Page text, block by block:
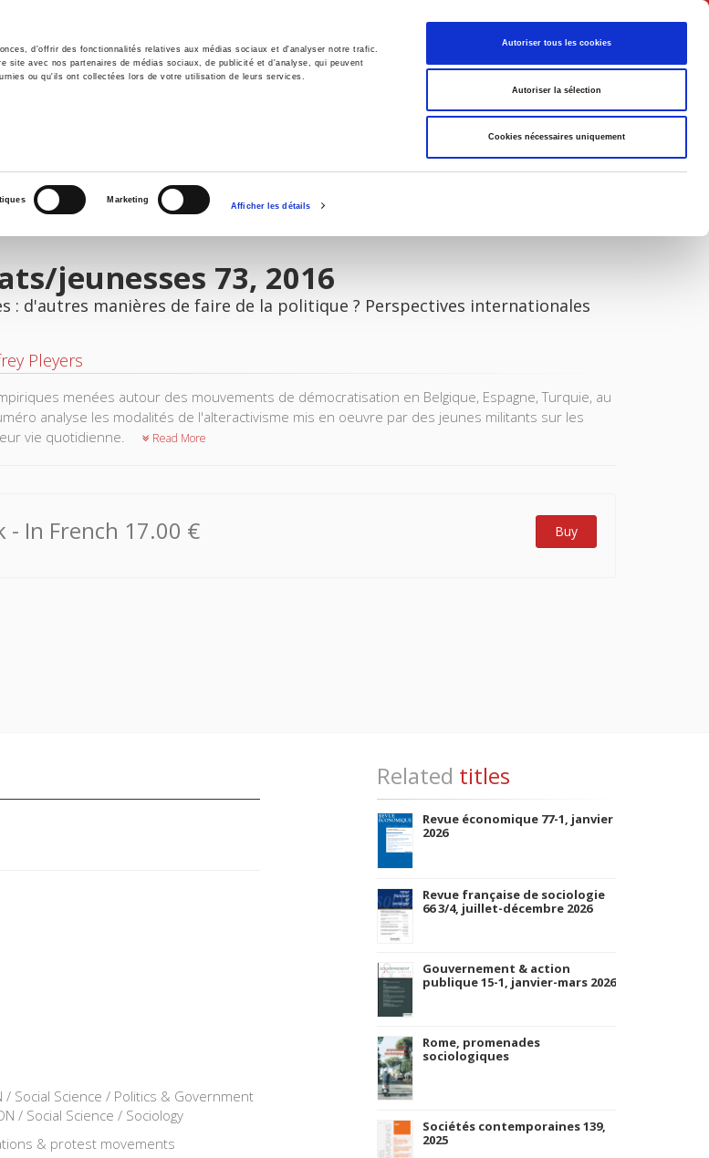
d'offrir des fonctionnalités relatives aux médias sociaux et d'analyser notre trafic.
site avec nos partenaires de médias sociaux, de publicité et d'analyse, qui peuvent
ou qu'ils ont collectées lors de votre utilisation de leurs services.
Marketing
Afficher les détails
Autoriser tous les cookies
Autoriser la sélection
Cookies nécessaires uniquement
English
History International Politics
jeunesses 73, 2016
: d'autres manières de faire de la politique ? Perspectives internationales
Pleyers
menées autour des mouvements de démocratisation en Belgique, Espagne, Turquie, au
analyse les modalités de l'alteractivisme mis en oeuvre par des jeunes militants sur les
vie quotidienne.
Read More
- In French 17.00 € Buy
/ Social Science / Politics & Government
/ Social Science / Sociology
& protest movements
Related titles
Revue économique 77-1, janvier
2026
Revue française de sociologie
66 3/4, juillet-décembre 2026
Gouvernement & action
publique 15-1, janvier-mars 2026
Rome, promenades
sociologiques
Sociétés contemporaines 139,
2025